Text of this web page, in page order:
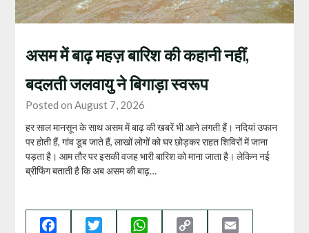
असम में बाढ़ महज़ बारिश की कहानी नहीं,
बदलती जलवायु ने बिगाड़ा स्वरूप
Posted on August 7, 2026
हर साल मानसून के साथ असम में बाढ़ की खबरें भी आने लगती हैं। नदियां उफान
पर होती हैं, गांव डूब जाते हैं, लाखों लोगों को घर छोड़कर राहत शिविरों में जाना
पड़ता है। आम तौर पर इसकी वजह भारी बारिश को माना जाता है। लेकिन नई
ब्रीफिंग बताती है कि अब असम की बाढ़…
Facebook Twitter WhatsApp